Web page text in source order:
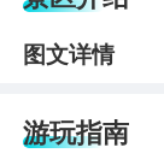
图文详情
游玩指南